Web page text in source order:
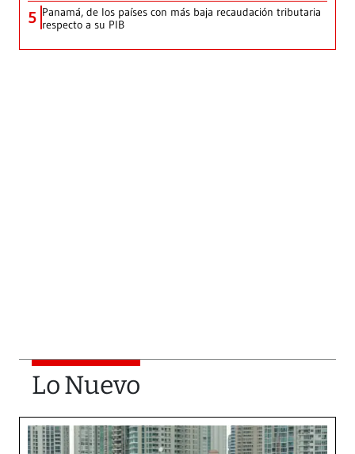
5 Panamá, de los países con más baja recaudación tributaria
respecto a su PIB
Lo Nuevo